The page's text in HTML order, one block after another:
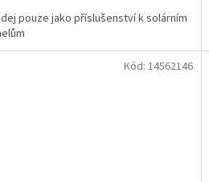
pouze jako příslušenství k solárním
Kód: 14562146